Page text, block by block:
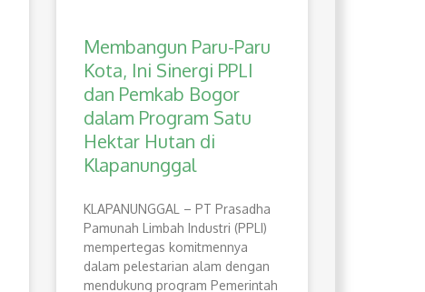
Membangun Paru-Paru
Kota, Ini Sinergi PPLI
dan Pemkab Bogor
dalam Program Satu
Hektar Hutan di
Klapanunggal
​KLAPANUNGGAL – PT Prasadha
Pamunah Limbah Industri (PPLI)
mempertegas komitmennya
dalam pelestarian alam dengan
mendukung program Pemerintah